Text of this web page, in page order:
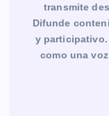
transmite
Difunde
y
como una